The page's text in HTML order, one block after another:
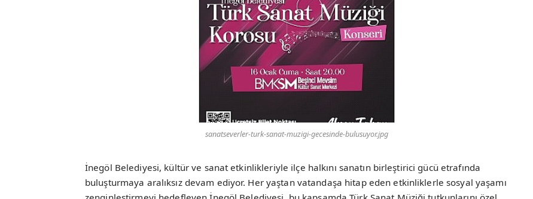
sanatseverler-turk-sanat-muzigi-gecesinde-bulusuyor.jpg
İnegöl Belediyesi, kültür ve sanat etkinlikleriyle ilçe halkını sanatın birleştirici gücü etrafında
buluşturmaya aralıksız devam ediyor. Her yaştan vatandaşa hitap eden etkinliklerle sosyal yaşamı